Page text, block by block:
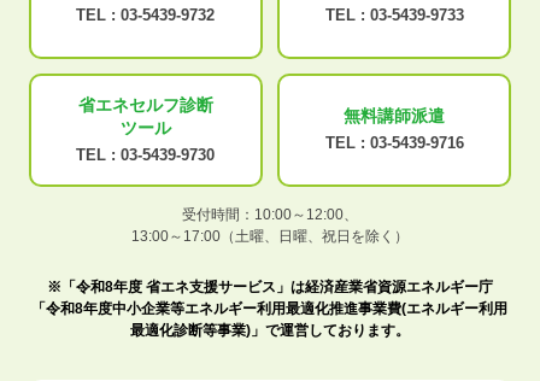
TEL : 03-5439-9732 TEL : 03-5439-9733
省エネセルフ診断
ツール
TEL : 03-5439-9730
無料講師派遣
TEL : 03-5439-9716
受付時間：10:00～12:00、
13:00～17:00（土曜、日曜、祝日を除く）
※「令和8年度 省エネ支援サービス」は経済産業省資源エネルギー庁
「令和8年度中小企業等エネルギー利用最適化推進事業費(エネルギー利用
最適化診断等事業)」で運営しております。